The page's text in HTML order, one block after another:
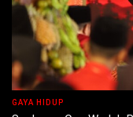
GAYA HIDUP